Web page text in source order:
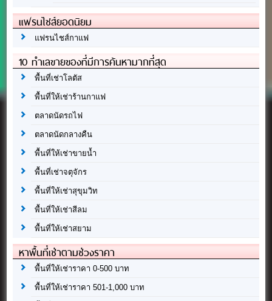
แฟรนไชส์ยอดนิยม
แฟรนไชส์กาแฟ
10 ทำเลขายของที่มีการค้นหามากที่สุด
พื้นที่เช่าโลตัส
พื้นที่ให้เช่าร้านกาแฟ
ตลาดนัดรถไฟ
ตลาดนัดกลางคืน
พื้นที่ให้เช่าขายน้ำ
พื้นที่เช่าจตุจักร
พื้นที่ให้เช่าสุขุมวิท
พื้นที่ให้เช่าสีลม
พื้นที่ให้เช่าสยาม
หาพื้นที่เช่าตามช่วงราคา
พื้นที่ให้เช่าราคา 0-500 บาท
พื้นที่ให้เช่าราคา 501-1,000 บาท